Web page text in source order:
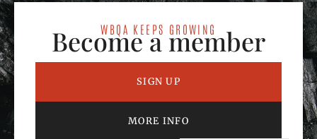
WBQA KEEPS GROWING
Become a member
SIGN UP
MORE INFO